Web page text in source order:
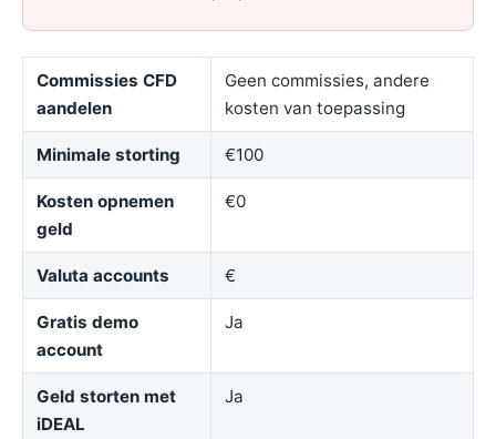
Commissies CFD
aandelen
Geen commissies, andere
kosten van toepassing
Minimale storting €100
Kosten opnemen
geld
€0
Valuta accounts €
Gratis demo
account
Ja
Geld storten met
iDEAL
Ja